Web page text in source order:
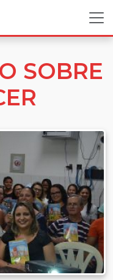
SOBRE